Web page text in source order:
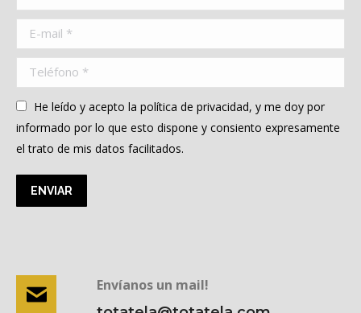
E-mail *
Teléfono *
He leído y acepto la política de privacidad, y me doy por
informado por lo que esto dispone y consiento expresamente
el trato de mis datos facilitados.
ENVIAR
Envíanos un mail!